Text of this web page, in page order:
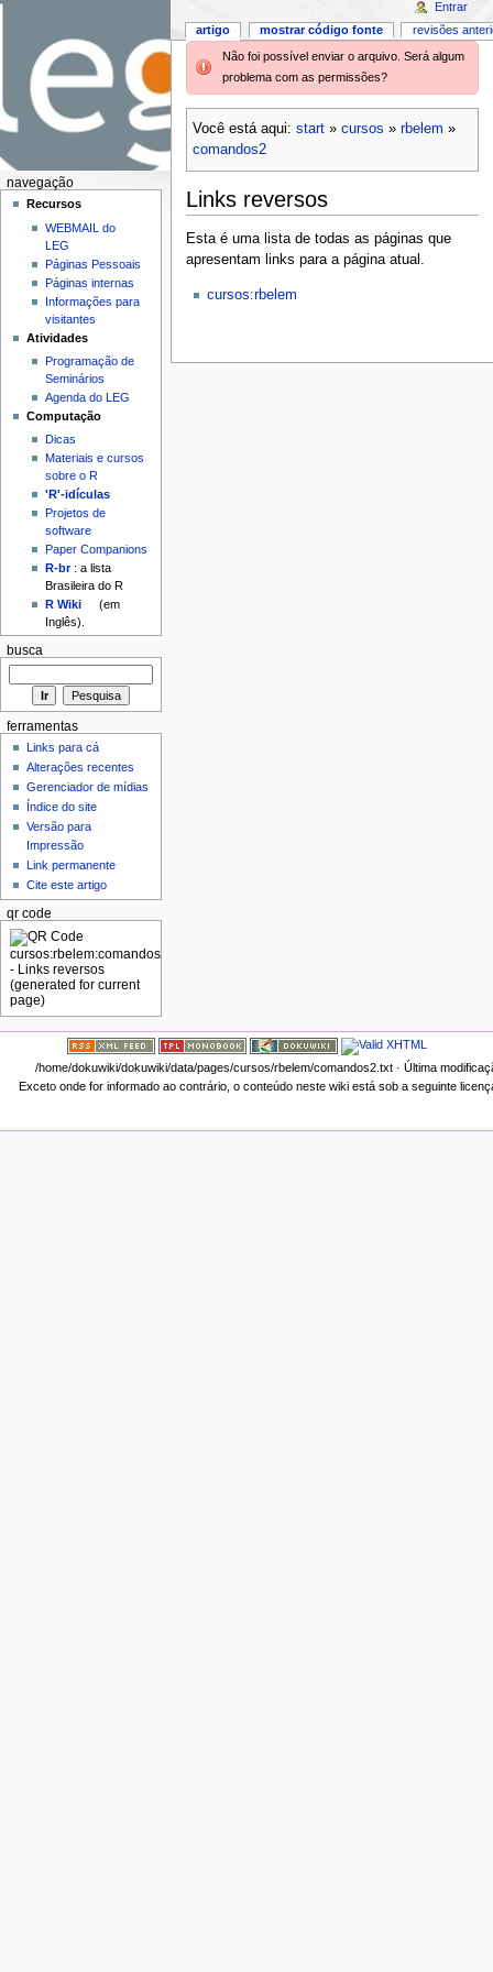
Não foi possível enviar o arquivo. Será algum
problema com as permissões?
Você está aqui: start» cursos » rbelem »
comandos2
Links reversos
Esta é uma lista de todas as páginas que
apresentam links para a página atual.
cursos:rbelem
artigo mostrar código fonte revisões
Entrar
navegação
Recursos
WEBMAIL do
LEG
Páginas Pessoais
Páginas internas
Informações para
visitantes
Atividades
Programação de
Seminários
Agenda do LEG
Computação
Dicas
Materiais e cursos
sobre o R
'R'-idículas
Projetos de
software
Paper Companions
R-br: a lista
Brasileira do R
R Wiki
(em
Inglês).
busca
ferramentas
Links para cá
Alterações recentes
Gerenciador de mídias
Índice do site
Versão para
Impressão
Link permanente
Cite este artigo
qr code
/home/dokuwiki/dokuwiki/data/pages/cursos/rbelem/comandos2.txt· Última
Exceto onde for informado ao contrário, o conteúdo neste wiki está sob a seguinte